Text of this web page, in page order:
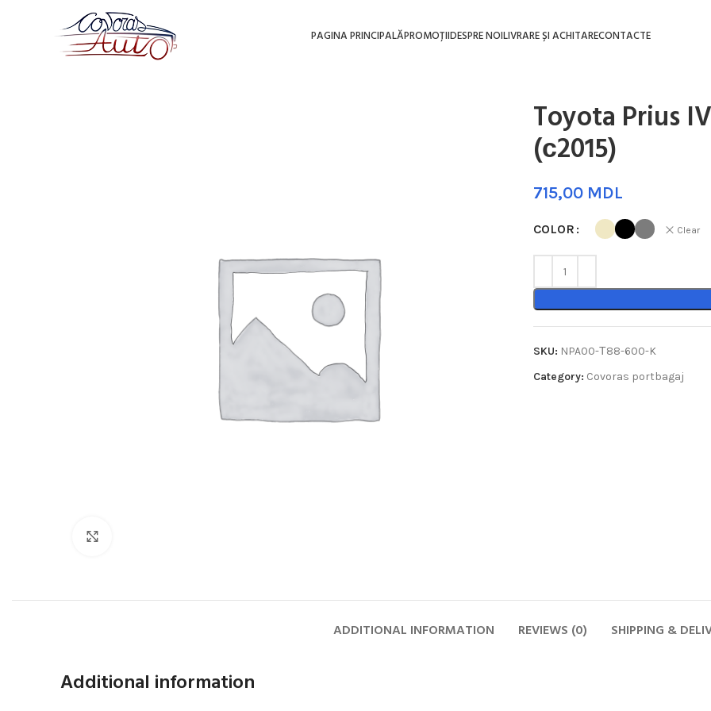
PAGINA PRINCIPALĂPROMOȚIIDESPRE NOILIVRARE ȘI ACHITARECONTACTE
Toyota Prius
(с2015)
MDL
COLOR Clear
SKU: NPA00-Т88-600-K
Category: Covoras portbagaj
ADDITIONAL INFORMATION REVIEWS (0) SHIPPING &
Additional information